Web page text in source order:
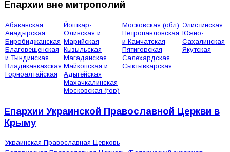
Епархии вне митрополий
Абаканская
Анадырская
Биробиджанская
Благовещенская
и Тындинская
Владикавказская
Горноалтайская
Йошкар-
Олинская и
Марийская
Кызыльская
Магаданская
Майкопская и
Адыгейская
Махачкалинская
Московская (гор)
Московская (обл)
Петропавловская
и Камчатская
Пятигорская
Салехардская
Сыктывкарская
Элистинская
Южно-
Сахалинская
Якутская
Епархии Украинской Православной Церкви в
Крыму
Украинская Православная Церковь